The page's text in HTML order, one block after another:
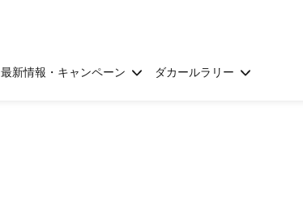
最新情報・キャンペーン ダカールラリー